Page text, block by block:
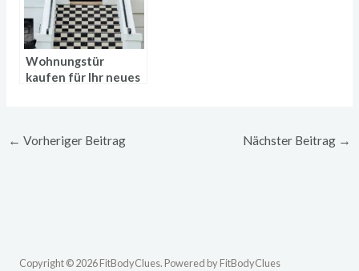
Wohnungstür
kaufen für Ihr neues
← Vorheriger Beitrag Nächster Beitrag →
Copyright © 2026 FitBodyClues. Powered by FitBodyClues